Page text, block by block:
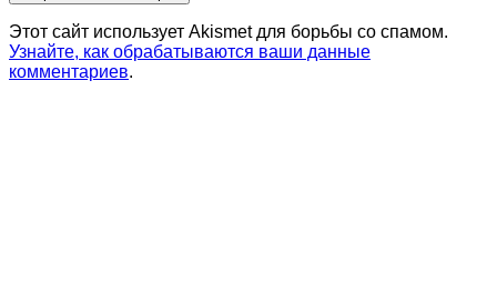
Этот сайт использует Akismet для борьбы со спамом.
Узнайте, как обрабатываются ваши данные
комментариев.